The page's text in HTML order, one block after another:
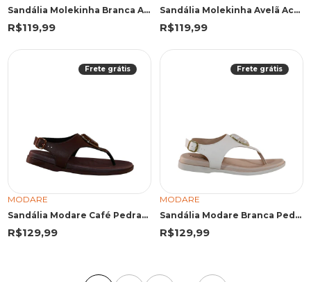
Sandália Molekinha Branca Acabamento Trançado
R$119,99
Sandália Molekinha Avelã Acabamento Trançado
R$119,99
Frete grátis
MODARE
Sandália Modare Café Pedraria
R$129,99
Frete grátis
MODARE
Sandália Modare Branca Pedraria Central
R$129,99